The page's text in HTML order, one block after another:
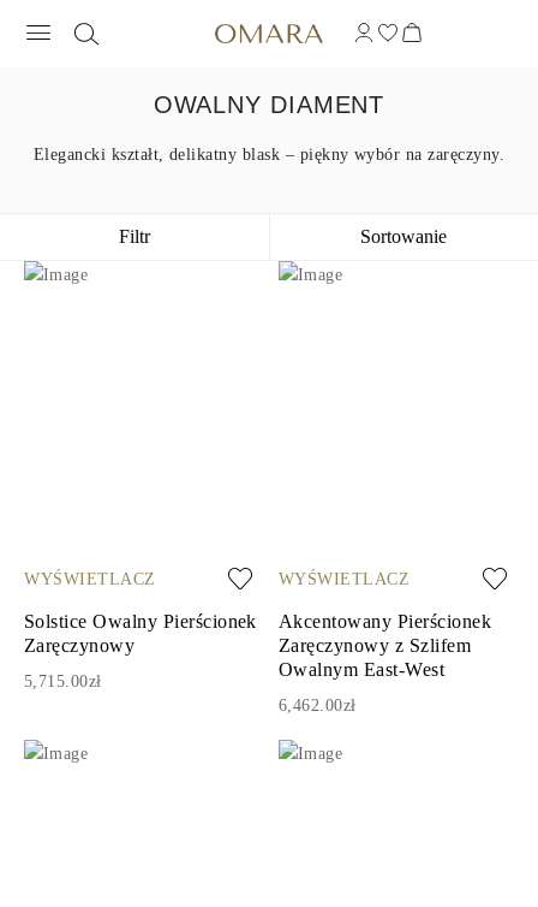
OWALNY DIAMENT
Elegancki kształt, delikatny blask – piękny wybór na zaręczyny.
Filtr Sortowanie
WYŚWIETLACZ
Solstice Owalny Pierścionek
Zaręczynowy
5,715.00zł
WYŚWIETLACZ
Akcentowany Pierścionek
Zaręczynowy z Szlifem
Owalnym East-West
6,462.00zł